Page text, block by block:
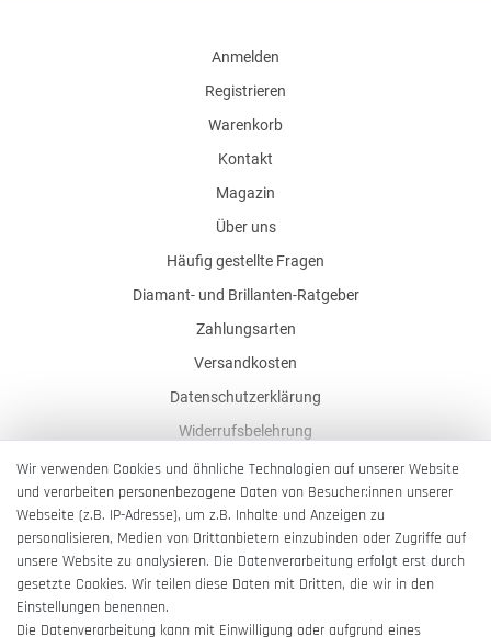
Anmelden
Registrieren
Warenkorb
Kontakt
Magazin
Über uns
Häufig gestellte Fragen
Diamant- und Brillanten-Ratgeber
Zahlungsarten
Versandkosten
Datenschutzerklärung
Widerrufsbelehrung
AGB
Impressum
Barrierefreiheitserklärung
Wir verwenden Cookies und ähnliche Technologien auf unserer Website
und verarbeiten personenbezogene Daten von Besucher:innen unserer
Webseite (z.B. IP-Adresse), um z.B. Inhalte und Anzeigen zu
personalisieren, Medien von Drittanbietern einzubinden oder Zugriffe auf
unsere Website zu analysieren. Die Datenverarbeitung erfolgt erst durch
gesetzte Cookies. Wir teilen diese Daten mit Dritten, die wir in den
Einstellungen benennen.
Die Datenverarbeitung kann mit Einwilligung oder aufgrund eines